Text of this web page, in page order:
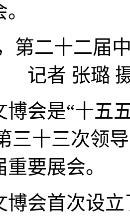
第二十二届
记者 张璐
是“十五五
三十三次领
要展会。
首次设立